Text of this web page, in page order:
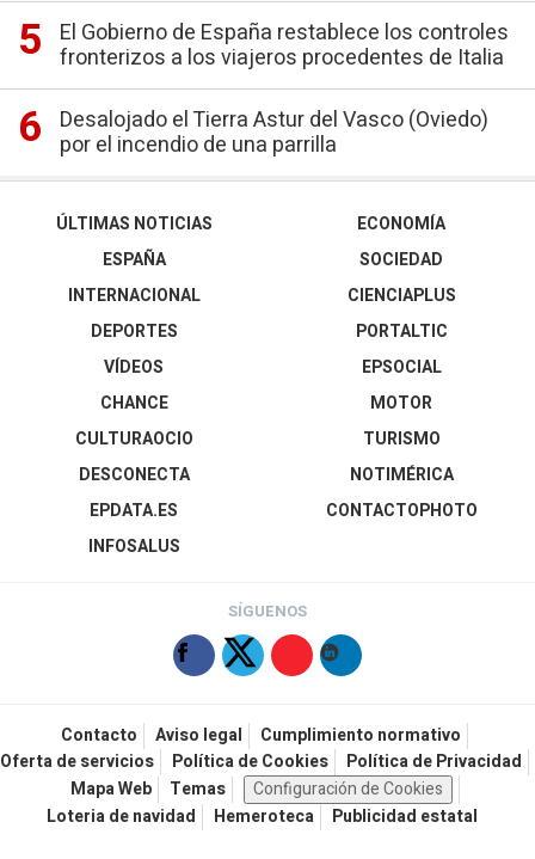
El Gobierno de España restablece los controles
fronterizos a los viajeros procedentes de Italia
Desalojado el Tierra Astur del Vasco (Oviedo)
por el incendio de una parrilla
ÚLTIMAS NOTICIAS
ESPAÑA
INTERNACIONAL
DEPORTES
VÍDEOS
ECONOMÍA
SOCIEDAD
CIENCIAPLUS
PORTALTIC
EPSOCIAL
CHANCE
CULTURAOCIO
DESCONECTA
EPDATA.ES
INFOSALUS
MOTOR
TURISMO
NOTIMÉRICA
CONTACTOPHOTO
SÍGUENOS
Contacto Aviso legal
Cumplimiento normativo
Oferta de servicios
Política de Cookies
Política de Privacidad
Mapa Web
Temas
Configuración de Cookies
Loteria de navidad
Hemeroteca Publicidad estatal